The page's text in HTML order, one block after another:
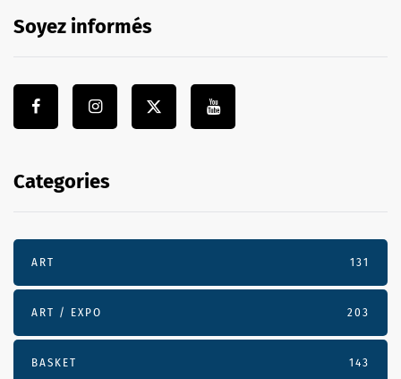
Soyez informés
Categories
ART 131
ART / EXPO 203
BASKET 143